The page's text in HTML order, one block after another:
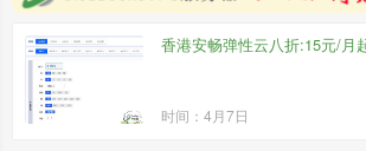
香港安畅弹性云八折:15元/月
时间：4月7日